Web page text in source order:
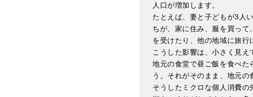
人口が増加します。
たとえば、妻と子どもが3人
ちが、家に住み、服を買っ
を受けたり、他の地域に旅行
こうした影響は、小さく見
地元の食堂で昼ご飯を食べ
う。それがそのまま、地元の
そうしたミクロな個人消費